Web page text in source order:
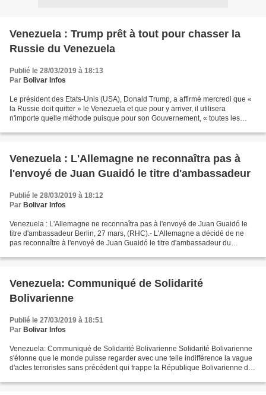
Venezuela : Trump prêt à tout pour chasser la
Russie du Venezuela
Publié le 28/03/2019 à 18:13
Par Bolivar Infos
Le président des Etats-Unis (USA), Donald Trump, a affirmé mercredi que «
la Russie doit quitter » le Venezuela et que pour y arriver, il utilisera
n'importe quelle méthode puisque pour son Gouvernement, « toutes les
Venezuela : L'Allemagne ne reconnaîtra pas à
l'envoyé de Juan Guaidó le titre d'ambassadeur
Publié le 28/03/2019 à 18:12
Par Bolivar Infos
Venezuela : L'Allemagne ne reconnaîtra pas à l'envoyé de Juan Guaidó le
titre d'ambassadeur Berlin, 27 mars, (RHC).- L'Allemagne a décidé de ne
pas reconnaître à l'envoyé de Juan Guaidó le titre d'ambassadeur du
Venezuela: Communiqué de Solidarité
Bolivarienne
Publié le 27/03/2019 à 18:51
Par Bolivar Infos
Venezuela: Communiqué de Solidarité Bolivarienne Solidarité Bolivarienne
s'étonne que le monde puisse regarder avec une telle indifférence la vague
d'actes terroristes sans précédent qui frappe la République Bolivarienne du